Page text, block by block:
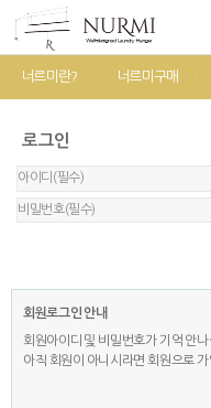
너르미란? 너르미구매
로그인
회원로그인 안내
회원아이디 및 비밀번호가 기억 안
아직 회원이 아니시라면 회원으로